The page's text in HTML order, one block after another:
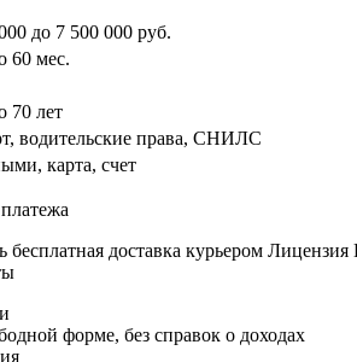
до 7 500 000 руб.
60 мес.
70 лет
водительские права, СНИЛС
карта, счет
бесплатная доставка курьером
форме, без справок о доходах